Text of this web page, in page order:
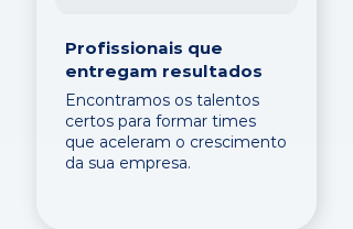
Profissionais que
entregam resultados
Encontramos os talentos
certos para formar times
que aceleram o crescimento
da sua empresa.